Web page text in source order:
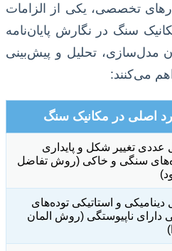
تخصصی، یکی از الزامات
سنگ در نگارش پایان‌نامه
مدل‌سازی، تحلیل و پیش‌بینی
می‌کنند:
اصلی در مکانیک سنگ
عددی تغییر شکل و پایداری
سنگی و خاکی (روش تفاضل
دینامیکی و استاتیکی توده‌های
دارای ناپیوستگی (روش المان